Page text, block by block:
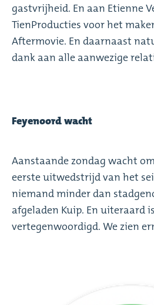
gastvrijheid. En aan Etienne
TienProducties voor het
Aftermovie. En daarnaast
dank aan alle aanwezige
Feyenoord wacht
Aanstaande zondag wacht
eerste uitwedstrijd van het
niemand minder dan
afgeladen Kuip. En uiteraard is
vertegenwoordigd. We zien